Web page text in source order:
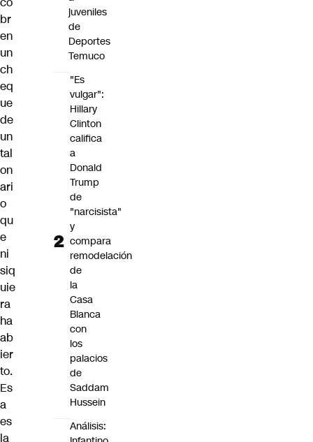
br
en
un
ch
eq
ue
de
un
tal
on
ari
o
qu
e
ni
siq
uie
ra
ha
ab
ier
to.
Es
a
es
la
juveniles
de
Deportes
Temuco
"Es
vulgar":
Hillary
Clinton
califica
a
Donald
Trump
de
"narcisista"
y
compara
remodelación
de
la
Casa
Blanca
con
los
palacios
de
Saddam
Hussein
Análisis: